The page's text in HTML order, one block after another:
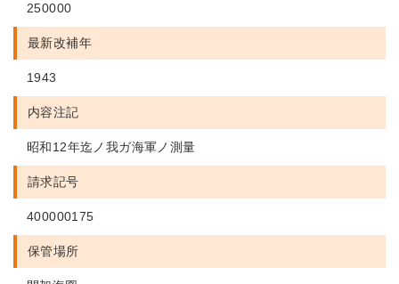
250000
最新改補年
1943
内容注記
昭和12年迄ノ我ガ海軍ノ測量
請求記号
400000175
保管場所